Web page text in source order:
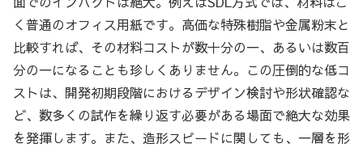
く普通のオフィス用紙です。高価な特殊樹脂や金属粉末と
比較すれば、その材料コストが数十分の一、あるいは数百
分の一になることも珍しくありません。この圧倒的な低コ
ストは、開発初期段階におけるデザイン検討や形状確認な
ど、数多くの試作を繰り返す必要がある場面で絶大な効果
を発揮します。また、造形スピードに関しても、一層を形